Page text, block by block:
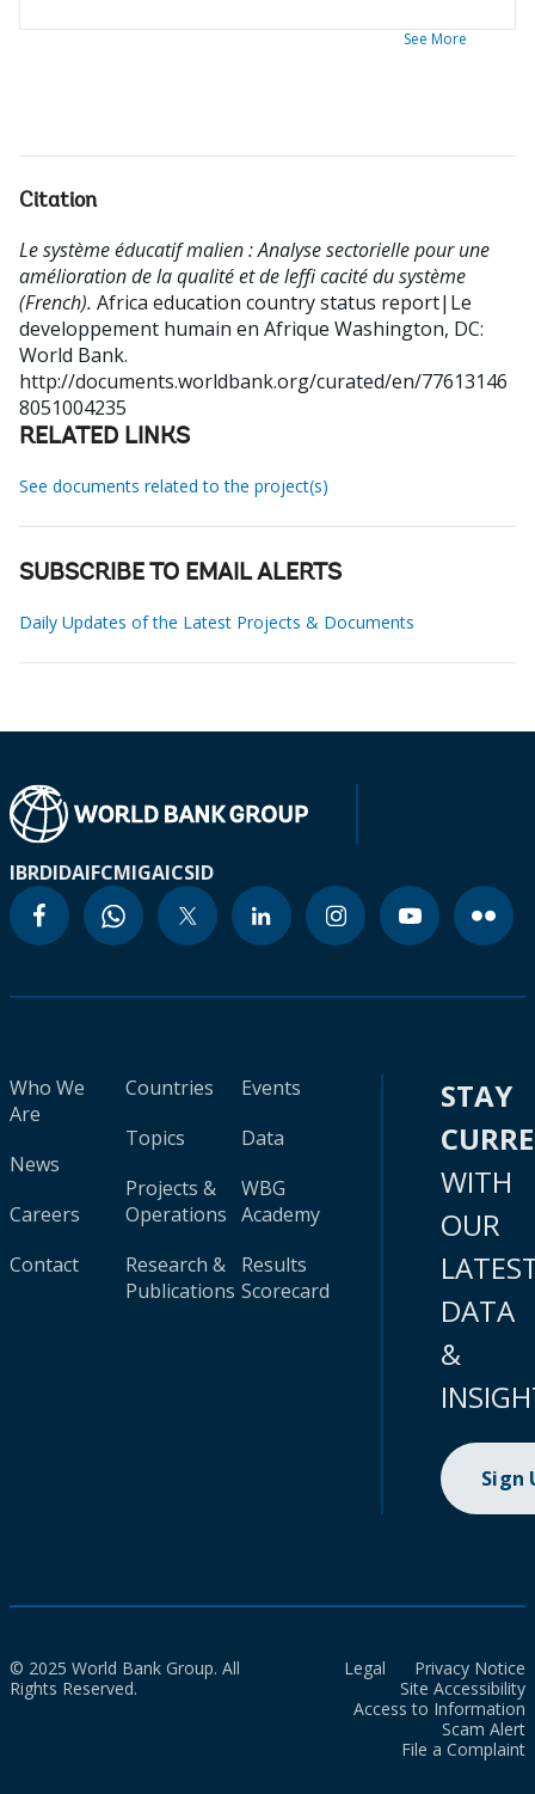
See More
Citation
Le système éducatif malien : Analyse sectorielle pour une
amélioration de la qualité et de leffi cacité du système
(French). Africa education country status report|Le
developpement humain en Afrique Washington, DC:
World Bank.
http://documents.worldbank.org/curated/en/77613146
8051004235
RELATED LINKS
See documents related to the project(s)
SUBSCRIBE TO EMAIL ALERTS
Daily Updates of the Latest Projects & Documents
IBRDIDAIFCMIGAICSID
Who We
Are
News
Careers
Contact
Countries
Topics
Projects &
Operations
Research &
Publications
Events
Data
WBG
Academy
Results
Scorecard
STAY
WITH
OUR
DATA
&
Sign
© 2025 World Bank Group. All
Rights Reserved.
Legal
Privacy Notice
Site Accessibility
Access to Information
Scam Alert
File a Complaint